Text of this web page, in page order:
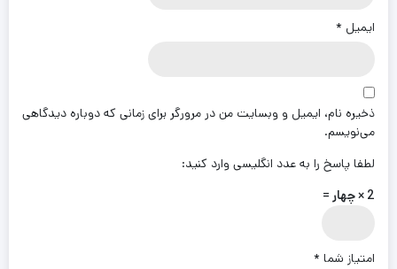
ایمیل *
ذخیره نام، ایمیل و وبسایت من در مرورگر برای زمانی که دوباره دیدگاهی
می‌نویسم.
لطفا پاسخ را به عدد انگلیسی وارد کنید:
2 × چهار =
امتیاز شما *